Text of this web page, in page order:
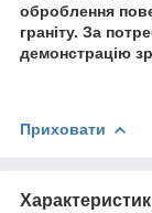
оброблення
граніту. За
демонстрацію
Приховати